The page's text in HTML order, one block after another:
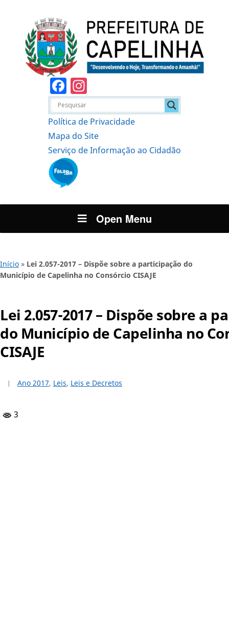
Facebook
Política de Privacidade
Mapa do Site
Serviço de Informação ao Cidadão
Open Menu
Início » Lei 2.057-2017 – Dispõe sobre a participação do
Município de Capelinha no Consórcio CISAJE
Lei 2.057-2017 – Dispõe sobre a
do Município de Capelinha no
CISAJE
Ano 2017, Leis, Leis e Decretos
3